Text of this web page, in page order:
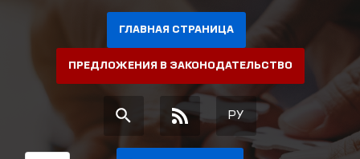
ГЛАВНАЯ СТРАНИЦА
ПРЕДЛОЖЕНИЯ В ЗАКОНОДАТЕЛЬСТВО
РУ